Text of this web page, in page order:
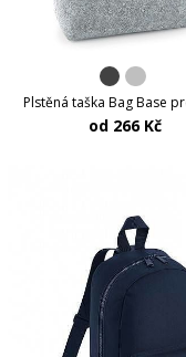
Plstěná taška Bag Base
od 266 Kč